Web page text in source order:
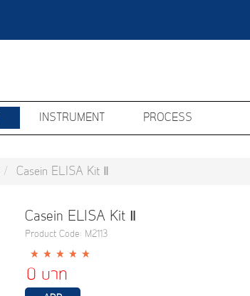
INSTRUMENT PROCESS
Casein ELISA Kit Ⅱ
Casein ELISA Kit Ⅱ
Product Code: M2113
0 บาท